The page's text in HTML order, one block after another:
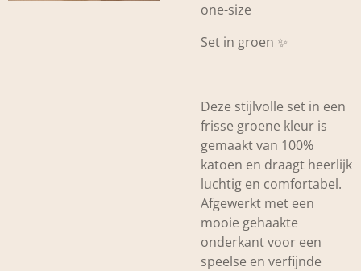
one-size
Set in groen ✨
Deze stijlvolle set in een
frisse groene kleur is
gemaakt van 100%
katoen en draagt heerlijk
luchtig en comfortabel.
Afgewerkt met een
mooie gehaakte
onderkant voor een
speelse en verfijnde